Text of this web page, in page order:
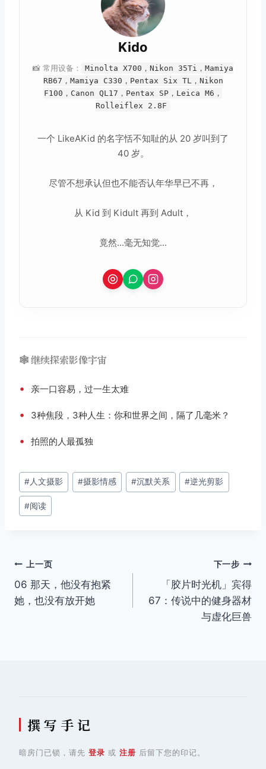
Kido
📸 常用设备：
Minolta X700，Nikon 35Ti，Mamiya
RB67，Mamiya C330，Pentax Six TL，Nikon
F100，Canon QL17，Pentax SP，Leica M6，
Rolleiflex 2.8F
一个 LikeAKid 的名字恬不知耻的从 20 岁叫到了
40 岁。
尽管不想承认但也不能否认年华早已不再，
从 Kid 到 Kidult 再到 Adult，
竟然...毫无知觉...
🕸️ 继续探索影像宇宙
• 亲一口容易，过一生太难
• 3种焦段，3种人生：你和世界之间，隔了几毫米？
• 拍照的人最孤独
文
章
标
#人文摄影 #摄影情感 #沉默关系 #逆光剪影
#阅读
文
章
上一页
06 那天，他没有抱紧
她，也没有放开她
下一步
「胶片时光机」宾得
67：传说中的健身器材
与虚化巨兽
撰 写 手 记
暗房门已锁，请先 登录 或 注册 后留下您的印记。